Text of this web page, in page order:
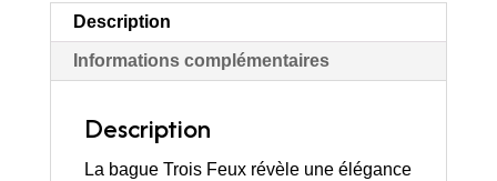
or
jaune
bruns
Description
Informations complémentaires
Description
La bague Trois Feux révèle une élégance